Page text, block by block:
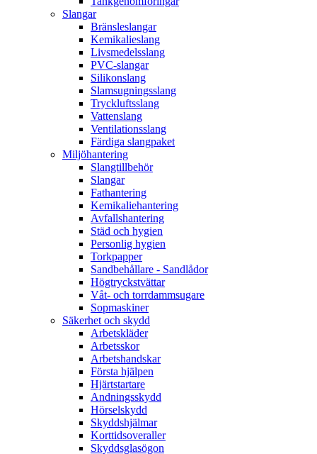
Slangar
Bränsleslangar
Kemikalieslang
Livsmedelsslang
PVC-slangar
Silikonslang
Slamsugningsslang
Tryckluftsslang
Vattenslang
Ventilationsslang
Färdiga slangpaket
Miljöhantering
Slangtillbehör
Slangar
Fathantering
Kemikaliehantering
Avfallshantering
Städ och hygien
Personlig hygien
Torkpapper
Sandbehållare - Sandlådor
Högtryckstvättar
Våt- och torrdammsugare
Sopmaskiner
Säkerhet och skydd
Arbetskläder
Arbetsskor
Arbetshandskar
Första hjälpen
Hjärtstartare
Andningsskydd
Hörselskydd
Skyddshjälmar
Korttidsoveraller
Skyddsglasögon